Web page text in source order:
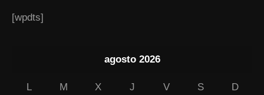
[wpdts]
agosto 2026
L M X J V S
D